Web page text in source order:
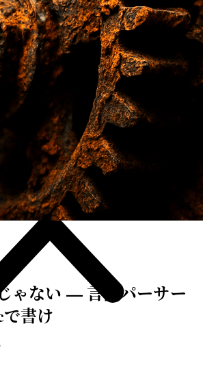
ゃない — 言語パーサー
書け